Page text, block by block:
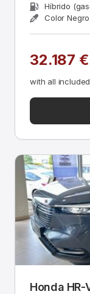
Híbrido
Color Negro
32.187 €
with all included
Honda HR-